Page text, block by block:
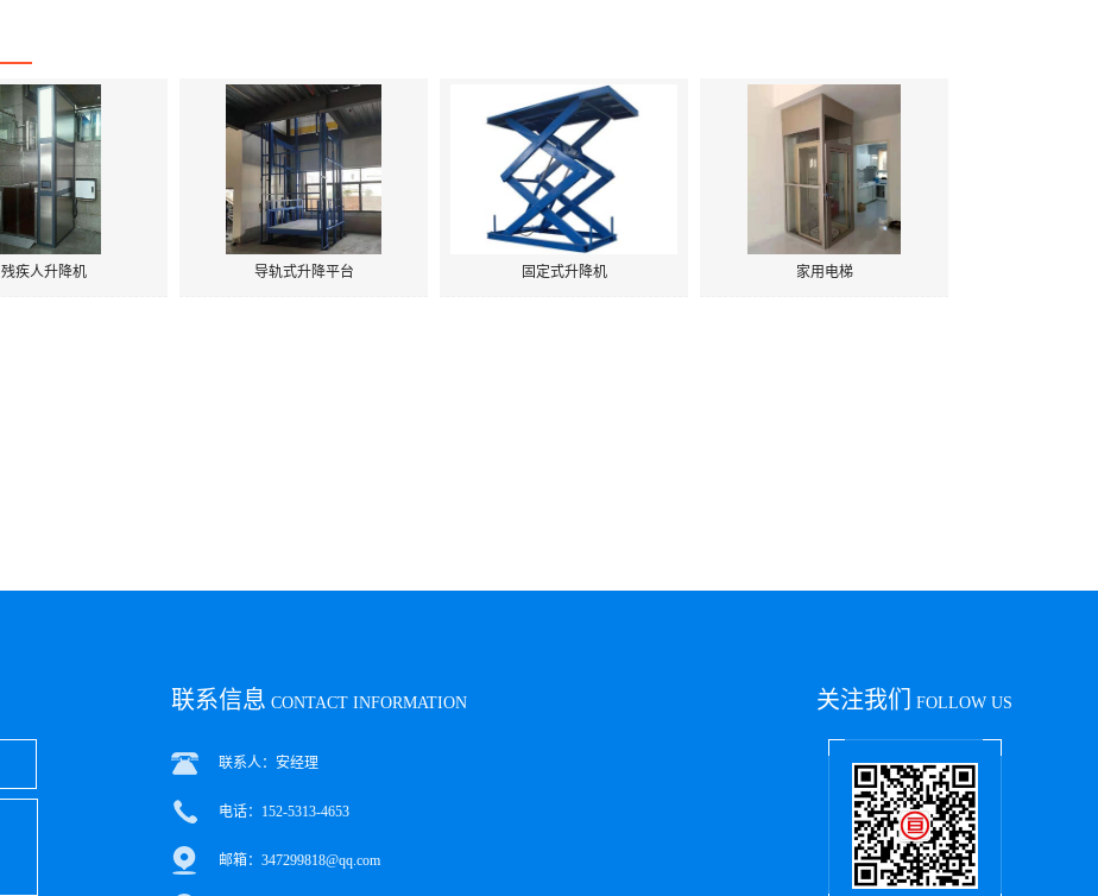
残疾人升降机 导轨式升降平台 固定式升降机 家用电梯
关注我们 FOLLOW US
联系信息 CONTACT INFORMATION
联系人：安经理
电话：152-5313-4653
邮箱：347299818@qq.com